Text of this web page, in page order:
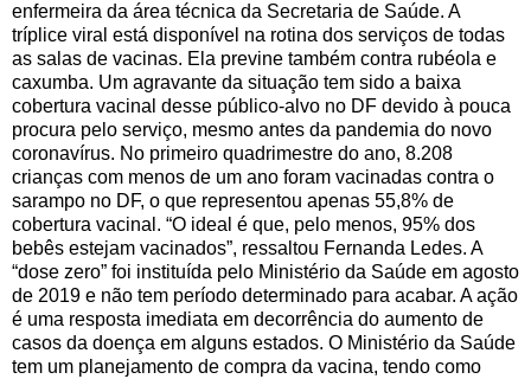
enfermeira da área técnica da Secretaria de Saúde. A
tríplice viral está disponível na rotina dos serviços de todas
as salas de vacinas. Ela previne também contra rubéola e
caxumba. Um agravante da situação tem sido a baixa
cobertura vacinal desse público-alvo no DF devido à pouca
procura pelo serviço, mesmo antes da pandemia do novo
coronavírus. No primeiro quadrimestre do ano, 8.208
crianças com menos de um ano foram vacinadas contra o
sarampo no DF, o que representou apenas 55,8% de
cobertura vacinal. “O ideal é que, pelo menos, 95% dos
bebês estejam vacinados”, ressaltou Fernanda Ledes. A
“dose zero” foi instituída pelo Ministério da Saúde em agosto
de 2019 e não tem período determinado para acabar. A ação
é uma resposta imediata em decorrência do aumento de
casos da doença em alguns estados. O Ministério da Saúde
tem um planejamento de compra da vacina, tendo como